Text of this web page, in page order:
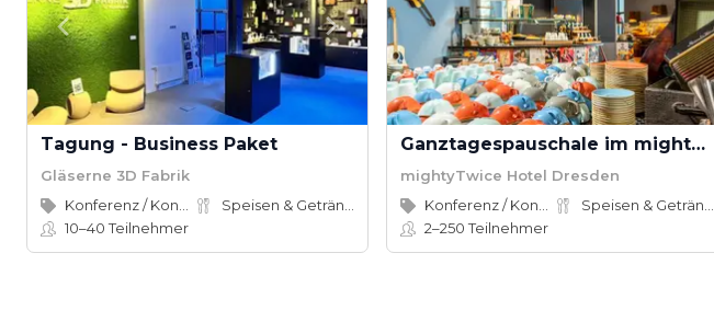
Tagung - Business Paket
Gläserne 3D Fabrik
10–40Teilnehmer
Ganztagespauschale im mightyTwice Hotel Dresden
mightyTwice Hotel Dresden
2–250Teilnehmer